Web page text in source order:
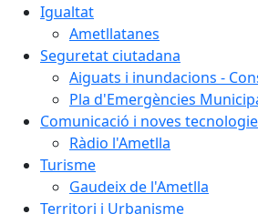
Igualtat
Ametllatanes
Seguretat ciutadana
Aiguats i inundacions -
Pla d'Emergències
Comunicació i noves
Ràdio l'Ametlla
Turisme
Gaudeix de l'Ametlla
Territori i Urbanisme